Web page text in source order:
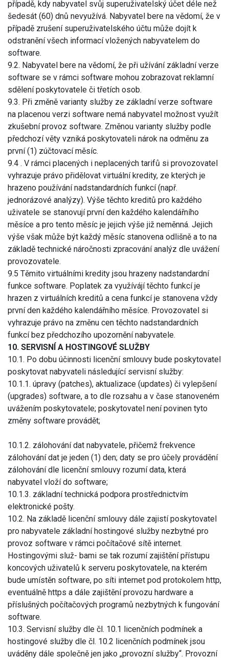
případě, kdy nabyvatel svůj superuživatelský účet déle než
šedesát (60) dnů nevyužívá. Nabyvatel bere na vědomí, že v
případě zrušení superuživatelského účtu může dojít k
odstranění všech informací vložených nabyvatelem do
software.
9.2. Nabyvatel bere na vědomí, že při užívání základní verze
software se v rámci software mohou zobrazovat reklamní
sdělení poskytovatele či třetích osob.
9.3. Při změně varianty služby ze základní verze software
na placenou verzi software nemá nabyvatel možnost využít
zkušební provoz software. Změnou varianty služby podle
předchozí věty vzniká poskytovateli nárok na odměnu za
první (1) zúčtovací měsíc.
9.4 . V rámci placených i neplacených tarifů si provozovatel
vyhrazuje právo přidělovat virtuální kredity, ze kterých je
hrazeno používání nadstandardních funkcí (např.
jednorázové analýzy). Výše těchto kreditů pro každého
uživatele se stanovují první den každého kalendářního
měsíce a pro tento měsíc je jejich výše již neměnná. Jejich
výše však může být každý měsíc stanovena odlišně a to na
základě technické náročnosti zpracování analýz dle uvážení
provozovatele.
9.5 Těmito virtuálními kredity jsou hrazeny nadstandardní
funkce software. Poplatek za využívájí těchto funkcí je
hrazen z virtuálních kreditů a cena funkcí je stanovena vždy
první den každého kalendářního měsíce. Provozovatel si
vyhrazuje právo na změnu cen těchto nadstandardních
funkcí bez předchozího upozornění nabyvatele.
10. SERVISNÍ A HOSTINGOVÉ SLUŽBY
10.1. Po dobu účinnosti licenční smlouvy bude poskytovatel
poskytovat nabyvateli následující servisní služby:
10.1.1. úpravy (patches), aktualizace (updates) či vylepšení
(upgrades) software, a to dle rozsahu a v čase stanoveném
uvážením poskytovatele; poskytovatel není povinen tyto
změny software provádět;
10.1.2. zálohování dat nabyvatele, přičemž frekvence
zálohování dat je jeden (1) den; daty se pro účely provádění
zálohování dle licenční smlouvy rozumí data, která
nabyvatel vloží do software;
10.1.3. základní technická podpora prostřednictvím
elektronické pošty.
10.2. Na základě licenční smlouvy dále zajistí poskytovatel
pro nabyvatele základní hostingové služby nezbytné pro
provoz software v rámci počítačové sítě internet.
Hostingovými služ- bami se tak rozumí zajištění přístupu
koncových uživatelů k serveru poskytovatele, na kterém
bude umístěn software, po síti internet pod protokolem http,
eventuálně https a dále zajištění provozu hardware a
příslušných počítačových programů nezbytných k fungování
software.
10.3. Servisní služby dle čl. 10.1 licenčních podmínek a
hostingové služby dle čl. 10.2 licenčních podmínek jsou
uváděny dále společně jen jako „provozní služby“. Provozní